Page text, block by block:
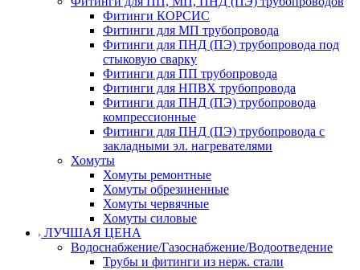
Фитинги КОРСИС
Фитинги для МП трубопровода
Фитинги для ПНД (ПЭ) трубопровода под
стыковую сварку
Фитинги для ПП трубопровода
Фитинги для НПВХ трубопровода
Фитинги для ПНД (ПЭ) трубопровода
компрессионные
Фитинги для ПНД (ПЭ) трубопровода с
закладными эл. нагревателями
Хомуты
Хомуты ремонтные
Хомуты обрезиненные
Хомуты червячные
Хомуты силовые
ЛУЧШАЯ ЦЕНА
Водоснабжение/Газоснабжение/Водоотведение
Трубы и фитинги из нерж. стали